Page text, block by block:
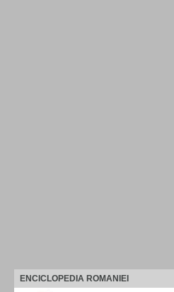
ENCICLOPEDIA ROMANIEI